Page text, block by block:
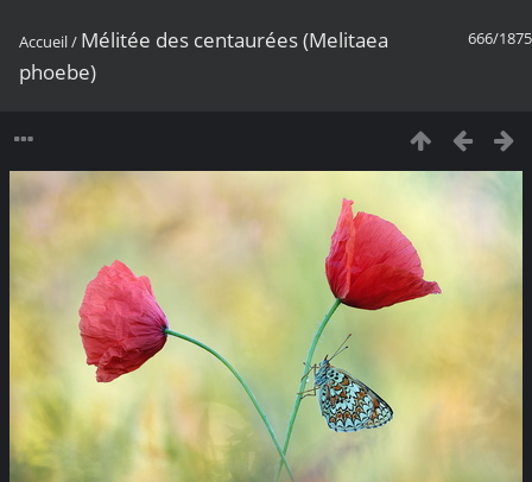
666/1875
Accueil/ Mélitée des centaurées (Melitaea
phoebe)